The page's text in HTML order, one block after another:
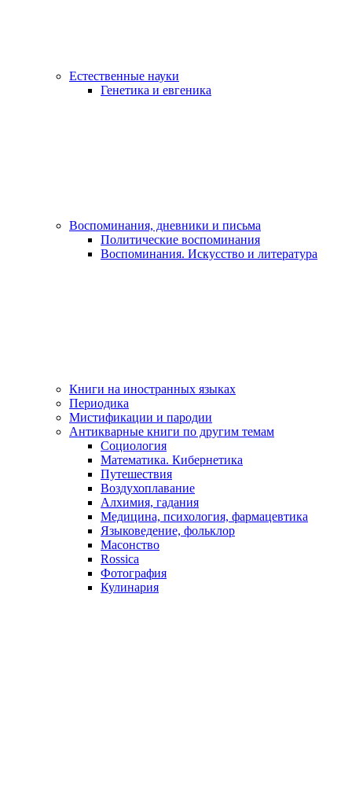
Естественные науки
Генетика и евгеника
Воспоминания, дневники и письма
Политические воспоминания
Воспоминания. Искусство и литература
Книги на иностранных языках
Периодика
Мистификации и пародии
Антикварные книги по другим темам
Социология
Математика. Кибернетика
Путешествия
Воздухоплавание
Алхимия, гадания
Медицина, психология, фармацевтика
Языковедение, фольклор
Масонство
Rossica
Фотография
Кулинария